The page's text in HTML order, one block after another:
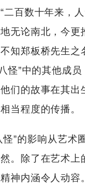
二百数十年来，
无论南北，今更
知郑板桥先生之
怪”中的其他成
们的故事在其出
当程度的传播。
怪”的影响从艺术
。除了在艺术上
神内涵令人动容